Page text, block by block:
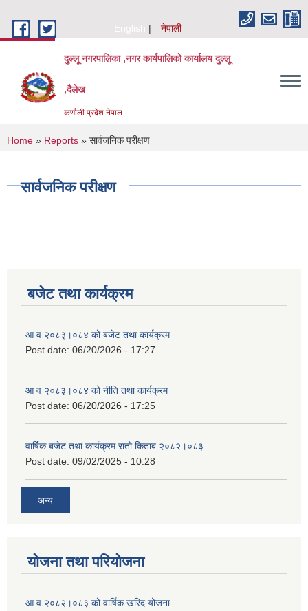
English
नेपाली
दुल्लू नगरपालिका ,नगर कार्यपालिकाे कार्यालय दुल्लू
,दैलेख
कर्णाली प्रदेश नेपाल
You are here
Home » Reports » सार्वजनिक परीक्षण
सार्वजनिक परीक्षण
बजेट तथा कार्यक्रम
आ व २०८३।०८४ को बजेट तथा कार्यक्रम
Post date: 06/20/2026 - 17:27
आ व २०८३।०८४ को नीति तथा कार्यक्रम
Post date: 06/20/2026 - 17:25
वार्षिक बजेट तथा कार्यक्रम रातो किताब २०८२।०८३
Post date: 09/02/2025 - 10:28
अन्य
योजना तथा परियोजना
आ व २०८२।०८३ को वार्षिक खरिद योजना